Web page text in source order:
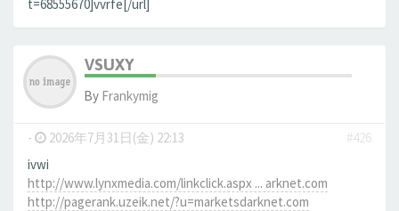
t=68555670]vvrfe[/url]
VSUXY
By Frankymig
- 2026年7月31日(金) 22:13
#426
ivwi
http://www.lynxmedia.com/linkclick.aspx ... arknet.com
http://pagerank.uzeik.net/?u=marketsdarknet.com